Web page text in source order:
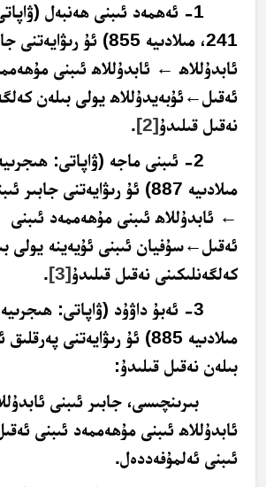
1- ئەھمەد ئىبنى ھەنبەل
241، مىلادىيە 855) ئۇ
ئابدۇللاھ ← ئابدۇللاھ ئىبنى
ئەقىل←ئۇبەيدۇللاھ يولى بىلەن
نەقىل قىلىدۇ[2]
.
مىلادىيە 887) ئۇ رىۋايەتنى جابىر ئىبنى ئابدۇللاھ
← ئابدۇللاھ ئىبنى مۇھەممەد ئىبنى
ئەقىل←سۇفيان ئىبنى ئۇيەينە يولى
كەلگەنلىكىنى نەقىل قىلىدۇ[3]
.
مىلادىيە 885) ئۇ رىۋايەتنى
بىلەن نەقىل قىلىدۇ:
بىرىنچىسى، جابىر ئىبنى
ئابدۇللاھ ئىبنى مۇھەممەد ئىبنى
ئىبنى ئەلمۇفەددەل.